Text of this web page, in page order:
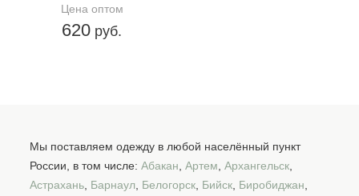
Цена оптом
620 руб.
Мы поставляем одежду в любой населённый пункт
России, в том числе: Абакан Артем Архангельск
Астрахань Барнаул Белогорск Бийск Биробиджан